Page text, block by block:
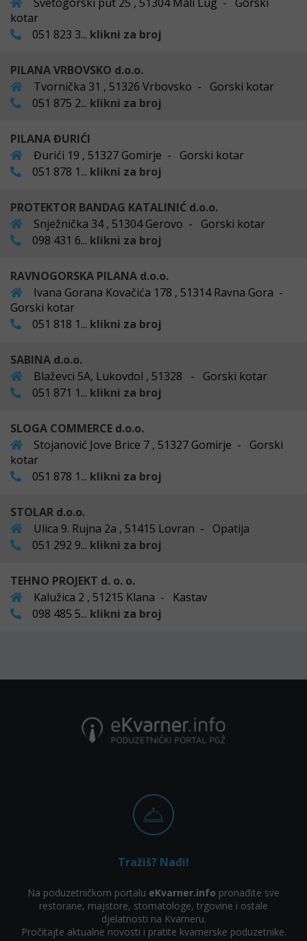
kotar
051 823 3... klikni za broj
PILANA VRBOVSKO d.o.o.
Tvornička 31 , 51326 Vrbovsko - Gorski kotar
051 875 2... klikni za broj
PILANA ĐURIĆI
Đurići 19 , 51327 Gomirje - Gorski kotar
051 878 1... klikni za broj
PROTEKTOR BANDAG KATALINIĆ d.o.o.
Snježnička 34 , 51304 Gerovo - Gorski kotar
098 431 6... klikni za broj
RAVNOGORSKA PILANA d.o.o.
Ivana Gorana Kovačića 178 , 51314 Ravna Gora -
Gorski kotar
051 818 1... klikni za broj
SABINA d.o.o.
Blaževci 5A, Lukovdol , 51328 - Gorski kotar
051 871 1... klikni za broj
SLOGA COMMERCE d.o.o.
Stojanović Jove Brice 7 , 51327 Gomirje - Gorski
kotar
051 878 1... klikni za broj
STOLAR d.o.o.
Ulica 9. Rujna 2a , 51415 Lovran - Opatija
051 292 9... klikni za broj
TEHNO PROJEKT d. o. o.
Kalužica 2 , 51215 Klana - Kastav
098 485 5... klikni za broj
Tražiš? Nađi!
Na poduzetničkom portalu eKvarner.info pronađite sve
restorane, majstore, stomatologe, trgovine i ostale
djelatnosti na Kvarneru.
Pročitajte aktualne novosti i pratite kvarnerske poduzetnike.